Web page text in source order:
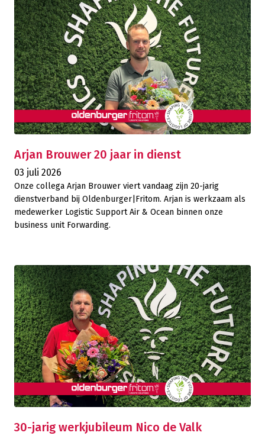
Arjan Brouwer 20 jaar in dienst
03 juli 2026
Onze collega Arjan Brouwer viert vandaag zijn 20-jarig
dienstverband bij Oldenburger|Fritom. Arjan is werkzaam als
medewerker Logistic Support Air & Ocean binnen onze
business unit Forwarding.
30-jarig werkjubileum Nico de Valk